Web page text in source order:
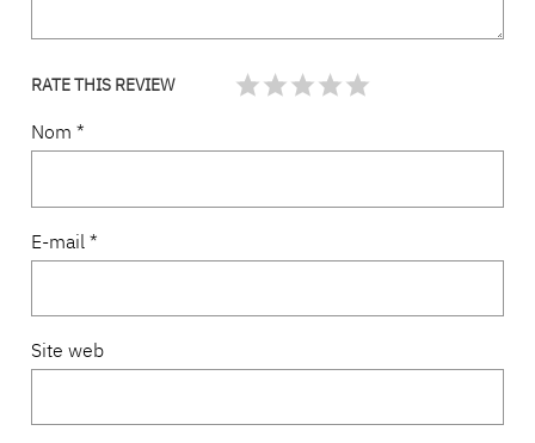
RATE THIS REVIEW
Nom *
E-mail *
Site web